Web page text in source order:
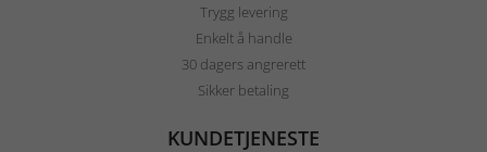
Trygg levering
Enkelt å handle
30 dagers angrerett
Sikker betaling
KUNDETJENESTE